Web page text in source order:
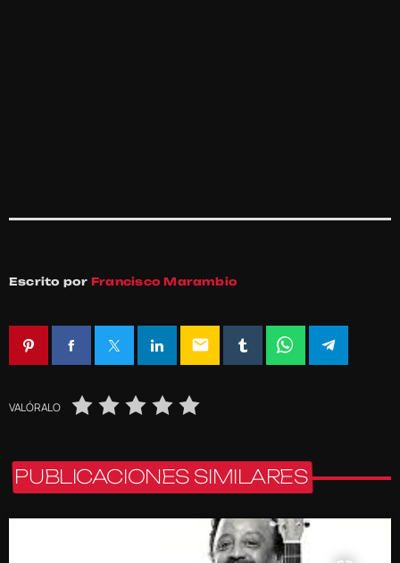
Escrito por Francisco Marambio
email
VALÓRALO
PUBLICACIONES SIMILARES